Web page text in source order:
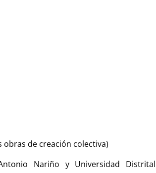
de creación colectiva)
Nariño y Universidad Distrital